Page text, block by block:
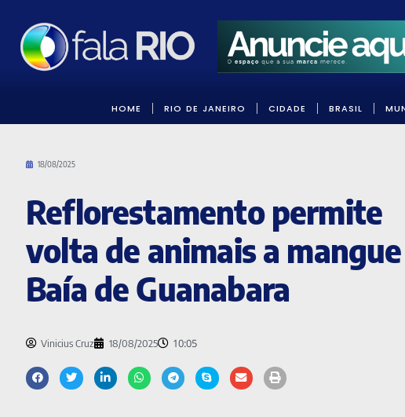
HOME RIO DE JANEIRO CIDADE BRASIL
18/08/2025
Reflorestamento permite
volta de animais a
Baía de Guanabara
Vinicius Cruz 18/08/2025 10:05